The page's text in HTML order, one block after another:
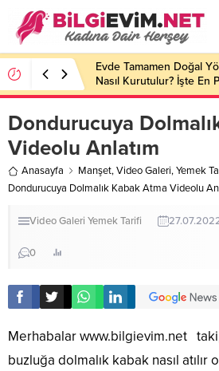
Evde Tamamen Doğal
Nasıl Kurutulur? İşte En
Dondurucuya
Videolu Anlatım
Anasayfa Manşet,Video Galeri,Yemek
Dondurucuya Dolmalık Kabak Atma Videolu
Video Galeri Yemek Tarifi
0
Merhabalarwww.bilgievim.net
buzluğa dolmalık kabak nasıl atılır